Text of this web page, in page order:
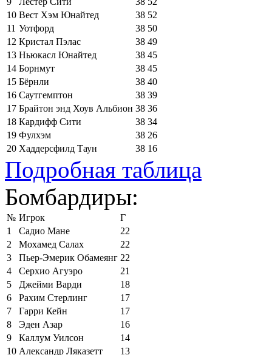
10 Вест Хэм Юнайтед 38 52
11 Уотфорд 38 50
12 Кристал Пэлас 38 49
13 Ньюкасл Юнайтед 38 45
14 Борнмут 38 45
15 Бёрнли 38 40
16 Саутгемптон 38 39
17 Брайтон энд Хоув Альбион 38 36
18 Кардифф Сити 38 34
19 Фулхэм 38 26
20 Хаддерсфилд Таун 38 16
Подробная таблица
Бомбардиры:
№ Игрок
Г
1
Садио Мане
22
2
Мохамед Салах
22
3
Пьер-Эмерик Обамеянг 22
4
Серхио Агуэро
21
5
Джейми Варди
18
6
Рахим Стерлинг
17
7
Гарри Кейн
17
8
Эден Азар
16
9
Каллум Уилсон
14
10 Александр Ляказетт
13